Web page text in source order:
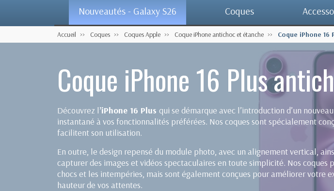
Nouveautés - Galaxy S26 Coques
Accueil Coques Coques Apple Coque iPhone antichoc et étanche Coque iPhone
Coque iPhone 16 Plus
Découvrez l’iPhone 16 Plus qui se démarque avec l’introduction d’un
instantané à vos fonctionnalités préférées. Nos coques sont spécialement
facilitent son utilisation.
En outre, le design repensé du module photo, avec un alignement vertical,
capturer des images et vidéos spectaculaires en toute simplicité. Nos
chocs et les intempéries, mais sont également conçues pour améliorer votre
hauteur de vos attentes.